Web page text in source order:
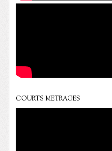
COURTS METRAGES